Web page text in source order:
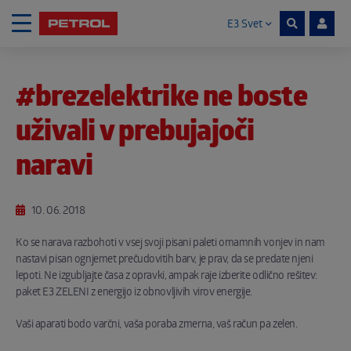
Skoči na vsebino E3 Svet
#brezelektrike ne boste
uživali v prebujajoči
naravi
10. 06. 2018
Ko se narava razbohoti v vsej svoji pisani paleti omamnih vonjev in nam
nastavi pisan ognjemet prečudovitih barv, je prav, da se predate njeni
lepoti. Ne izgubljajte časa z opravki, ampak raje izberite odlično rešitev:
paket E3 ZELENI z energijo iz obnovljivih virov energije.
Vaši aparati bodo varčni, vaša poraba zmerna, vaš račun pa zelen.
Noga strani